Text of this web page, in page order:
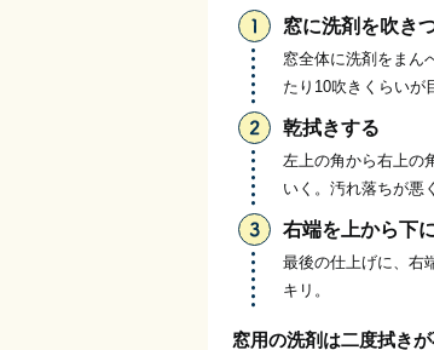
窓に洗剤を吹き
窓全体に洗剤をまん
たり10吹きくらいが
乾拭きする
左上の角から右上の
いく。汚れ落ちが悪
右端を上から下
最後の仕上げに、右
キリ。
窓用の洗剤は二度拭き